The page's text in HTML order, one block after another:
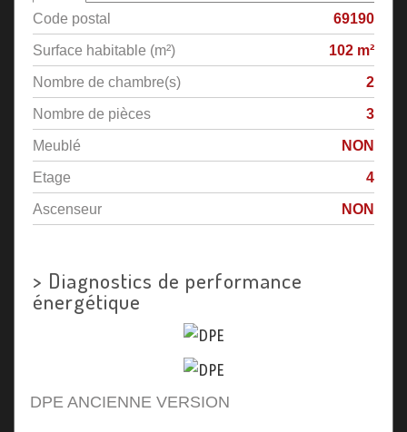
Code postal
69190
Surface habitable (m²)
102 m²
Nombre de chambre(s)
2
Nombre de pièces
3
Meublé
NON
Etage
4
Ascenseur
NON
> Diagnostics de performance
énergétique
DPE ANCIENNE VERSION